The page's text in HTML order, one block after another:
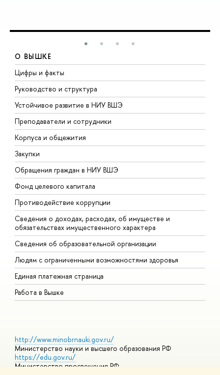
О ВЫШКЕ
Цифры и факты
Руководство и структура
Устойчивое развитие в НИУ ВШЭ
Преподаватели и сотрудники
Корпуса и общежития
Закупки
Обращения граждан в НИУ ВШЭ
Фонд целевого капитала
Противодействие коррупции
Сведения о доходах, расходах, об имуществе и
обязательствах имущественного характера
Сведения об образовательной организации
Людям с ограниченными возможностями здоровья
Единая платежная страница
Работа в Вышке
http://www.minobrnauki.gov.ru/
Министерство науки и высшего образования РФ
https://edu.gov.ru/
Министерство просвещения РФ